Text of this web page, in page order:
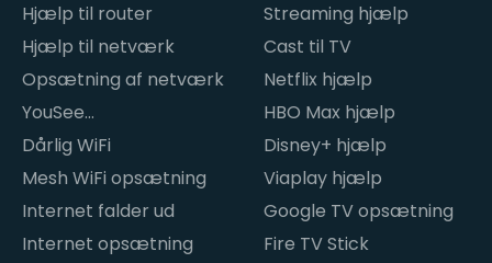
Hjælp til router
Hjælp til netværk
Opsætning af netværk
YouSee
internetproblemer
Dårlig WiFi
Mesh WiFi opsætning
Internet falder ud
Internet opsætning
Streaming hjælp
Cast til TV
Netflix hjælp
HBO Max hjælp
Disney+ hjælp
Viaplay hjælp
Google TV opsætning
Fire TV Stick